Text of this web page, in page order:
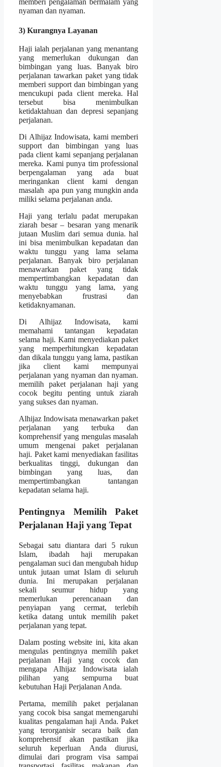
nyaman dan nyaman.
3) Kurangnya Layanan
Haji ialah perjalanan yang menantang
yang memerlukan dukungan dan
bimbingan yang luas. Banyak biro
perjalanan tawarkan paket yang tidak
memberi support dan bimbingan yang
mencukupi pada client mereka. Hal
tersebut bisa menimbulkan
ketidaktahuan dan depresi sepanjang
perjalanan.
Di Alhijaz Indowisata, kami memberi
support dan bimbingan yang luas
pada client kami sepanjang perjalanan
mereka. Kami punya tim professional
berpengalaman yang ada buat
meringankan client kami dengan
masalah apa pun yang mungkin anda
miliki selama perjalanan anda.
Haji yang terlalu padat merupakan
ziarah besar – besaran yang menarik
jutaan Muslim dari semua dunia. hal
ini bisa menimbulkan kepadatan dan
waktu tunggu yang lama selama
perjalanan. Banyak biro perjalanan
menawarkan paket yang tidak
mempertimbangkan kepadatan dan
waktu tunggu yang lama, yang
menyebabkan frustrasi dan
ketidaknyamanan.
Di Alhijaz Indowisata, kami
memahami tantangan kepadatan
selama haji. Kami menyediakan paket
yang memperhitungkan kepadatan
dan dikala tunggu yang lama, pastikan
jika client kami mempunyai
perjalanan yang nyaman dan nyaman.
memilih paket perjalanan haji yang
cocok begitu penting untuk ziarah
yang sukses dan nyaman.
Alhijaz Indowisata menawarkan paket
perjalanan yang terbuka dan
komprehensif yang mengulas masalah
umum mengenai paket perjalanan
haji. Paket kami menyediakan fasilitas
berkualitas tinggi, dukungan dan
bimbingan yang luas, dan
mempertimbangkan tantangan
kepadatan selama haji.
Pentingnya Memilih Paket
Perjalanan Haji yang Tepat
Sebagai satu diantara dari 5 rukun
Islam, ibadah haji merupakan
pengalaman suci dan mengubah hidup
untuk jutaan umat Islam di seluruh
dunia. Ini merupakan perjalanan
sekali seumur hidup yang
memerlukan perencanaan dan
penyiapan yang cermat, terlebih
ketika datang untuk memilih paket
perjalanan yang tepat.
Dalam posting website ini, kita akan
mengulas pentingnya memilih paket
perjalanan Haji yang cocok dan
mengapa Alhijaz Indowisata ialah
pilihan yang sempurna buat
kebutuhan Haji Perjalanan Anda.
Pertama, memilih paket perjalanan
yang cocok bisa sangat memengaruhi
kualitas pengalaman haji Anda. Paket
yang terorganisir secara baik dan
komprehensif akan pastikan jika
seluruh keperluan Anda diurusi,
dimulai dari program visa sampai